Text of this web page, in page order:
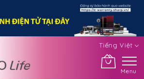
Tiếng Việt
Menu